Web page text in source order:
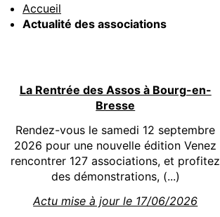
Accueil
Actualité des associations
La Rentrée des Assos à Bourg-en-
Bresse
Rendez-vous le samedi 12 septembre
2026 pour une nouvelle édition Venez
rencontrer 127 associations, et profitez
des démonstrations, (...)
Actu mise à jour le 17/06/2026